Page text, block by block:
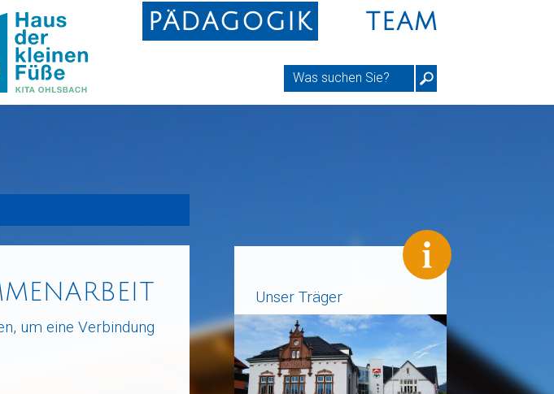
PÄDAGOGIK TEAM
um eine Verbindung
Unser Träger